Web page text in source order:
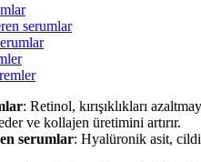
serumlar
: Retinol, kırışıklıkları
ve kollajen üretimini artırır.
serumlar: Hyalüronik asit,